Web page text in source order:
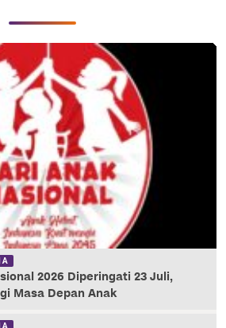
2026 Diperingati 23 Juli,
Masa Depan Anak